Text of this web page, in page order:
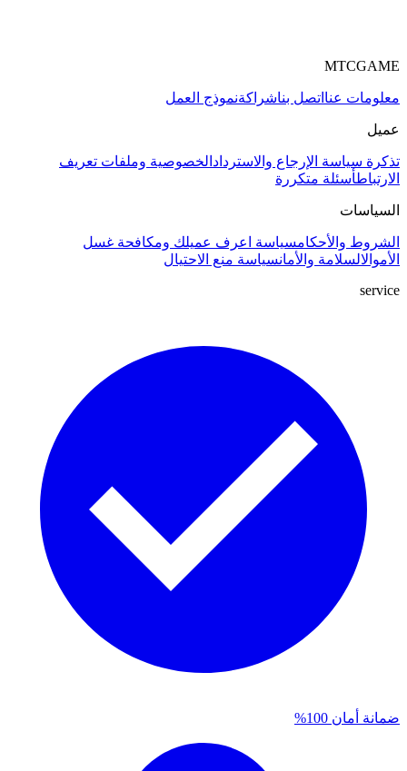
MTCGAME
معلومات عنا اتصل بناشراكةنموذج العمل
عميل
تذكرة سياسة الإرجاع والاسترداد الخصوصية وملفات تعريف
الارتباطأسئلة متكررة
السياسات
الشروط والأحكامسياسة اعرف عميلك ومكافحة غسل
الأموالالسلامة والأمانسياسة منع الاحتيال
service
ضمانة أمان 100%